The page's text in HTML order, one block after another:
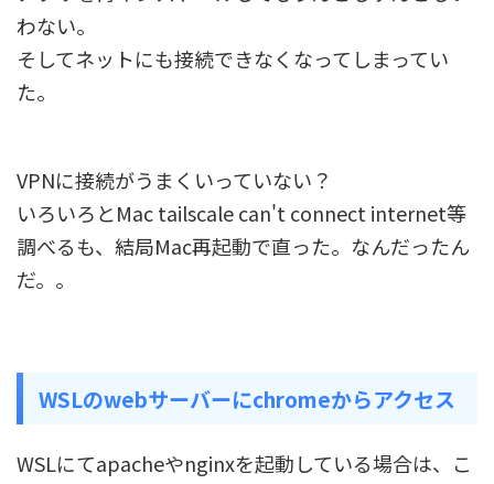
わない。
そしてネットにも接続できなくなってしまってい
た。
VPNに接続がうまくいっていない？
いろいろとMac tailscale can't connect internet等
調べるも、結局Mac再起動で直った。なんだったん
だ。。
WSLのwebサーバーにchromeからアクセス
WSLにてapacheやnginxを起動している場合は、こ